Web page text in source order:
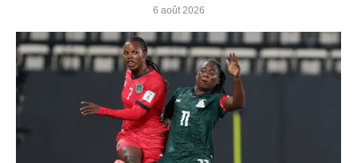
6 août 2026